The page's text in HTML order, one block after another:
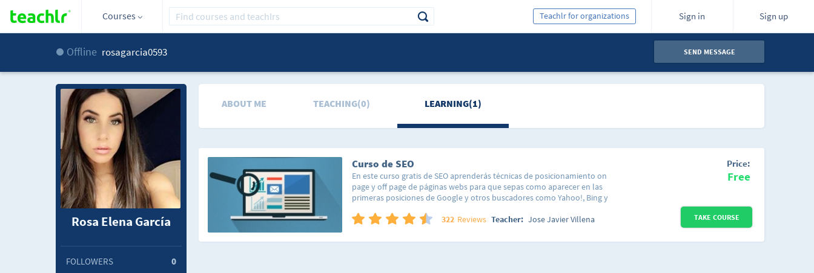
Courses Sign in Sign up
Teachlr for organizations
Offline rosagarcia0593 SEND MESSAGE
Rosa Elena García
FOLLOWERS 0
ABOUT ME TEACHING(0) LEARNING(1)
Curso de SEO
En este curso gratis de SEO aprenderás técnicas de posicionamiento on
page y off page de páginas webs para que sepas como aparecer en las
primeras posiciones de Google y otros buscadores como Yahoo!, Bing y
prácticas, estándares y actividades penalizadas o no correctas se han
alcanzar el éxito.
322 Reviews Teacher: Jose Javier Villena
Price:
Free
TAKE COURSE